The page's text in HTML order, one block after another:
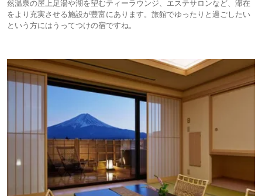
然温泉の屋上足湯や湖を望むティーラウンジ、エステサロンなど、滞在
をより充実させる施設が豊富にあります。旅館でゆったりと過ごしたい
という方にはうってつけの宿ですね。